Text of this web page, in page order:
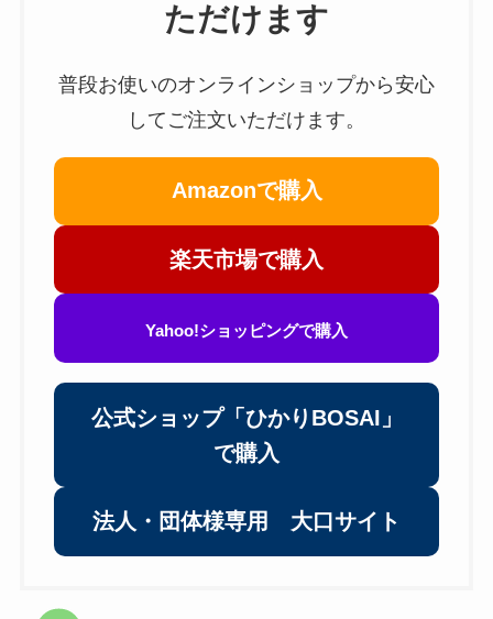
ただけます
普段お使いのオンラインショップから安心
してご注文いただけます。
Amazonで購入
楽天市場で購入
Yahoo!ショッピングで購入
公式ショップ「ひかりBOSAI」
で購入
法人・団体様専用 大口サイト